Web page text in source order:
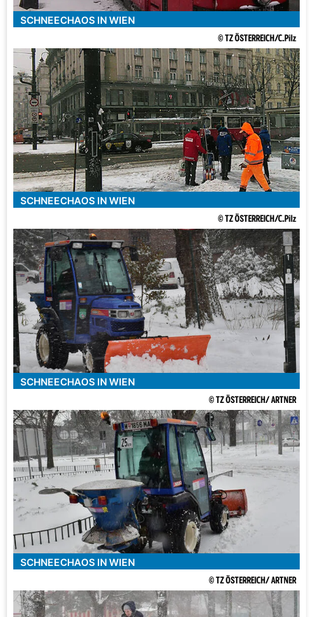
SCHNEECHAOS IN WIEN
© TZ ÖSTERREICH/C.Pilz
SCHNEECHAOS IN WIEN
© TZ ÖSTERREICH/C.Pilz
SCHNEECHAOS IN WIEN
© TZ ÖSTERREICH/ ARTNER
SCHNEECHAOS IN WIEN
© TZ ÖSTERREICH/ ARTNER